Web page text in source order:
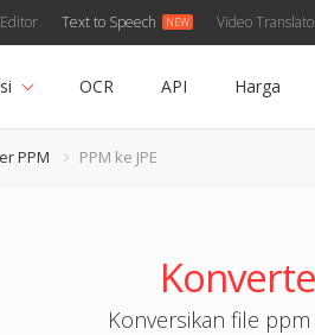
Text to Speech Video
OCR API Harga
PPM PPM ke JPE
Konversikan file